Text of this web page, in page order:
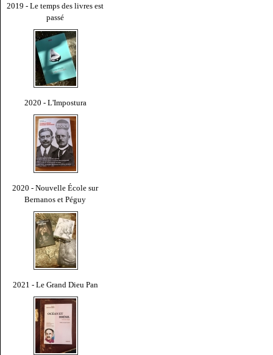
2019 - Le temps des livres est
passé
2020 - L'Impostura
2020 - Nouvelle École sur
Bernanos et Péguy
2021 - Le Grand Dieu Pan